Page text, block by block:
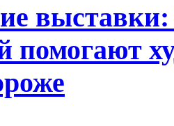
выставки:
помогают